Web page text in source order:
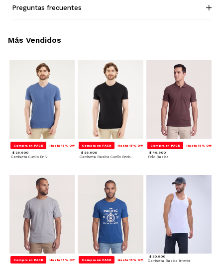
Preguntas frecuentes
Compra en PACK Hasta 15% Off
$ 29.900
Camiseta Cuello En V
Compra en PACK Hasta 15% Off
$ 29.900
Camiseta Basica Cuello Redondo
Compra en PACK Hasta 15% Off
$ 49.900
Polo Basica
Compra en PACK Hasta 15% Off Compra en PACK Hasta 15% Off
$ 20.900
Camiseta Básica Interior
Más Vendidos